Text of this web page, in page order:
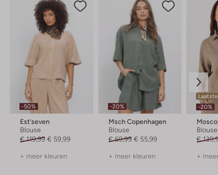
-50%
Est'seven
Blouse
€ 119,99 € 59,99
+ meer kleuren
-20%
Msch Copenhagen
Blouse
€ 69,99 € 55,99
+ meer kleuren
-20%
Blouse
€
+